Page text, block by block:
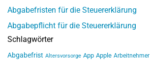
Abgabefristen für die Steuererklärung
Abgabepflicht für die Steuererklärung
Schlagwörter
Abgabefrist Altersvorsorge App Apple Arbeitnehmer